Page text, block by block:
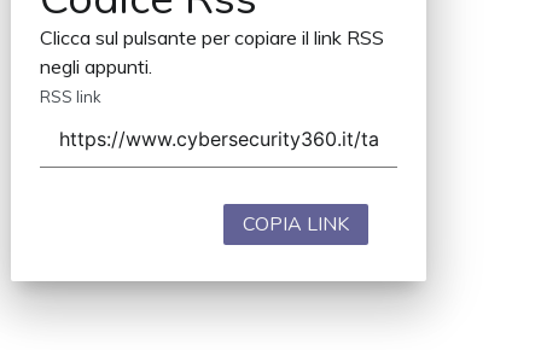
Clicca sul pulsante per copiare il link RSS
negli appunti.
RSS link
COPIA LINK